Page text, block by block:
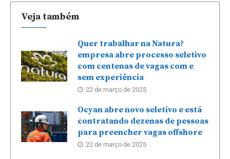
Veja também
Quer trabalhar na Natura?
empresa abre processo seletivo
com centenas de vagas com e
sem experiência
22 de março de 2025
Ocyan abre novo seletivo e está
contratando dezenas de pessoas
para preencher vagas offshore
22 de março de 2025